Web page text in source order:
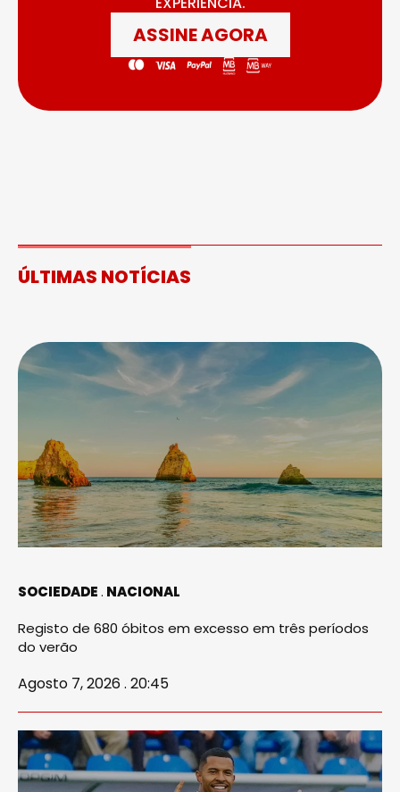
ASSINE AGORA
ÚLTIMAS NOTÍCIAS
SOCIEDADE NACIONAL
Registo de 680 óbitos em excesso em três períodos
do verão
Agosto 7, 2026 . 20:45